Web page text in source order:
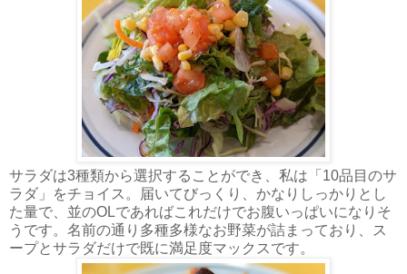
サラダは3種類から選択することができ、私は「10品目のサ
ラダ」をチョイス。届いてびっくり、かなりしっかりとし
た量で、並のOLであればこれだけでお腹いっぱいになりそ
うです。名前の通り多種多様なお野菜が詰まっており、ス
ープとサラダだけで既に満足度マックスです。